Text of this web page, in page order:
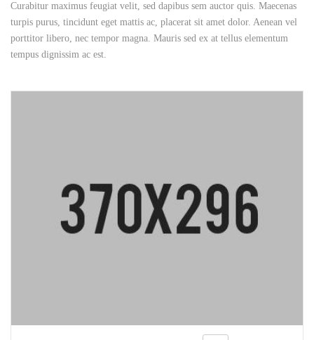
Curabitur maximus feugiat velit, sed dapibus sem auctor quis. Maecenas
turpis purus, tincidunt eget mattis ac, placerat sit amet dolor. Aenean vel
porttitor libero, nec tempor magna. Mauris sed ex at tellus elementum
tempus dignissim ac est.